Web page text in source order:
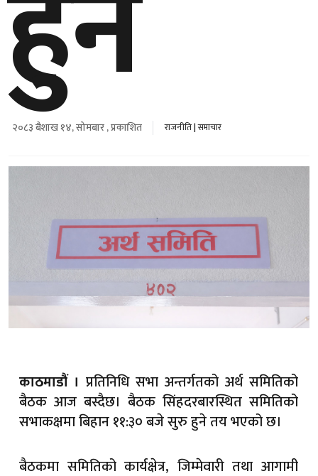
२०८३ बैशाख १४, सोमबार , प्रकाशित राजनीति|समाचार
काठमाडौं । प्रतिनिधि सभा अन्तर्गतको अर्थ समितिको
बैठक आज बस्दैछ। बैठक सिंहदरबारस्थित समितिको
सभाकक्षमा बिहान ११:३० बजे सुरु हुने तय भएको छ।
बैठकमा समितिको कार्यक्षेत्र, जिम्मेवारी तथा आगामी